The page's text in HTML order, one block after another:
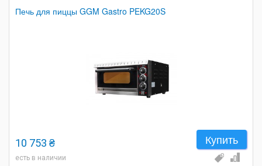
Печь для пиццы GGM Gastro PEKG20S
Купить
10 753 ₴
есть в наличии